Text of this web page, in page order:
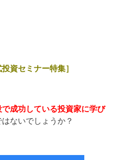
資セミナー特集］
成功している投資家に学び
ないでしょうか？